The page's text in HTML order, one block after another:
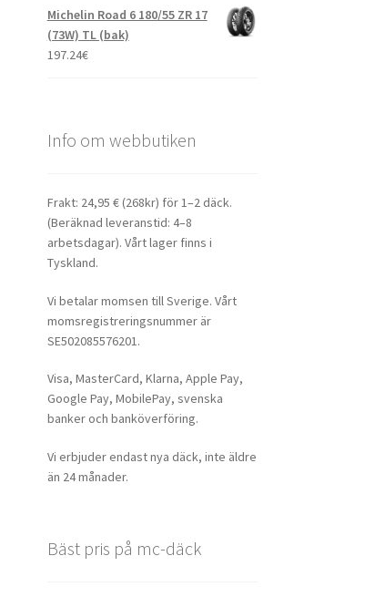
Michelin Road 6 180/55 ZR 17
(73W) TL (bak)
197.24€
Info om webbutiken
Frakt: 24,95 € (268kr) för 1–2 däck.
(Beräknad leveranstid: 4–8
arbetsdagar). Vårt lager finns i
Tyskland.
Vi betalar momsen till Sverige. Vårt
momsregistreringsnummer är
SE502085576201.
Visa, MasterCard, Klarna, Apple Pay,
Google Pay, MobilePay, svenska
banker och banköverföring.
Vi erbjuder endast nya däck, inte äldre
än 24 månader.
Bäst pris på mc-däck